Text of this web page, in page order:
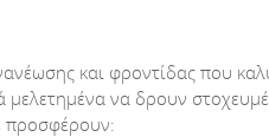
και φροντίδας που
μελετημένα να δρουν
προσφέρουν: